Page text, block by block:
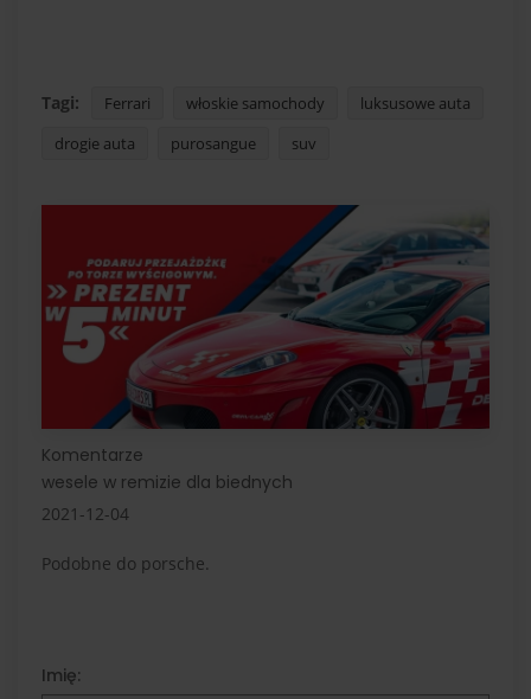
Tagi: Ferrari włoskie samochody
luksusowe auta
drogie auta
purosangue suv
Komentarze
wesele w remizie dla biednych
2021-12-04
Podobne do porsche.
Imię: